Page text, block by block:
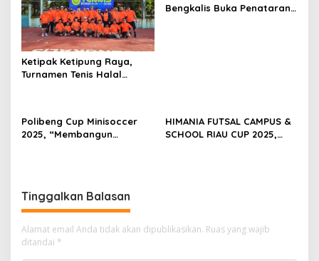
Ketipak Ketipung Raya,
Turnamen Tenis Halal
Bengkalis Buka Penataran
Polibeng Cup Minisoccer
2025, “Membangun
HIMANIA FUTSAL CAMPUS &
SCHOOL RIAU CUP 2025,
Tinggalkan Balasan
Alamat email Anda tidak akan dipublikasikan. Ruas yang wajib
ditandai *